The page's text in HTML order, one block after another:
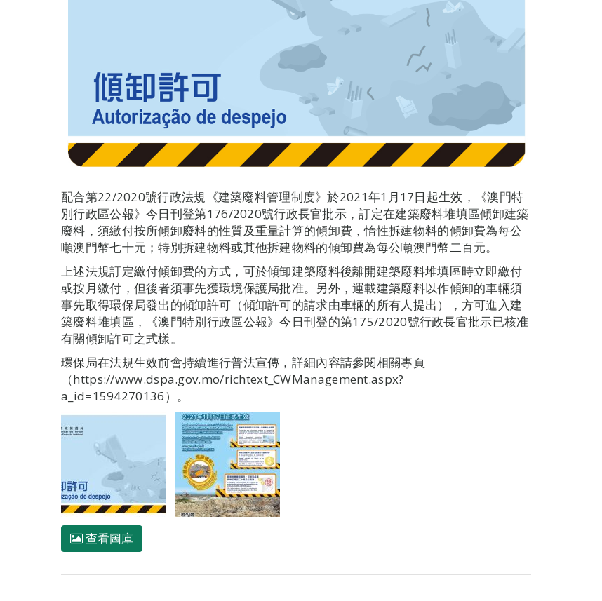
配合第22/2020號行政法規《建築廢料管理制度》於2021年1月17日起生效，《澳門特
別行政區公報》今日刊登第176/2020號行政長官批示，訂定在建築廢料堆填區傾卸建築
廢料，須繳付按所傾卸廢料的性質及重量計算的傾卸費，惰性拆建物料的傾卸費為每公
噸澳門幣七十元；特別拆建物料或其他拆建物料的傾卸費為每公噸澳門幣二百元。
上述法規訂定繳付傾卸費的方式，可於傾卸建築廢料後離開建築廢料堆填區時立即繳付
或按月繳付，但後者須事先獲環境保護局批准。另外，運載建築廢料以作傾卸的車輛須
事先取得環保局發出的傾卸許可（傾卸許可的請求由車輛的所有人提出），方可進入建
築廢料堆填區，《澳門特別行政區公報》今日刊登的第175/2020號行政長官批示已核准
有關傾卸許可之式樣。
環保局在法規生效前會持續進行普法宣傳，詳細內容請參閱相關專頁
（https://www.dspa.gov.mo/richtext_CWManagement.aspx?
a_id=1594270136）。
查看圖庫